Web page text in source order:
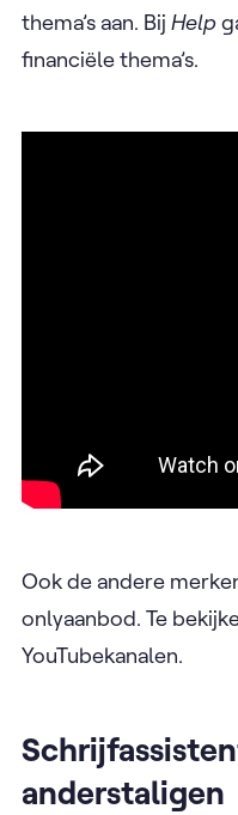
thema’s aan. Bij Help
financiële thema’s.
Ook de andere
onlyaanbod. Te
YouTubekanalen.
anderstaligen